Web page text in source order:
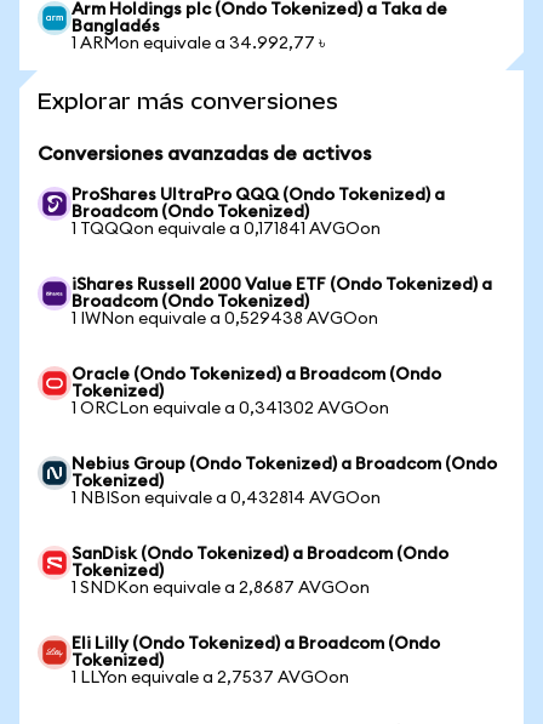
Arm Holdings plc (Ondo Tokenized) a Taka de
Bangladés
1 ARMon equivale a 34.992,77 ৳
Explorar más conversiones
Conversiones avanzadas de activos
ProShares UltraPro QQQ (Ondo Tokenized) a
Broadcom (Ondo Tokenized)
1 TQQQon equivale a 0,171841 AVGOon
iShares Russell 2000 Value ETF (Ondo Tokenized) a
Broadcom (Ondo Tokenized)
1 IWNon equivale a 0,529438 AVGOon
Oracle (Ondo Tokenized) a Broadcom (Ondo
Tokenized)
1 ORCLon equivale a 0,341302 AVGOon
Nebius Group (Ondo Tokenized) a Broadcom (Ondo
Tokenized)
1 NBISon equivale a 0,432814 AVGOon
SanDisk (Ondo Tokenized) a Broadcom (Ondo
Tokenized)
1 SNDKon equivale a 2,8687 AVGOon
Eli Lilly (Ondo Tokenized) a Broadcom (Ondo
Tokenized)
1 LLYon equivale a 2,7537 AVGOon